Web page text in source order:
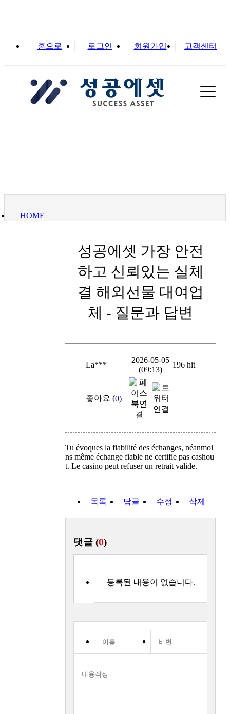
홈으로 로그인 회원가입 고객센터
HOME
성공에셋 가장 안전
하고 신뢰있는 실체
결 해외선물 대여업
체 - 질문과 답변
La***
2026-05-05
(09:13)
196 hit
좋아요 (0)
Tu évoques la fiabilité des échanges, néanmoi
ns même échange fiable ne certifie pas cashou
t. Le casino peut refuser un retrait valide.
목록 답글 수정 삭제
댓글 (0)
등록된 내용이 없습니다.